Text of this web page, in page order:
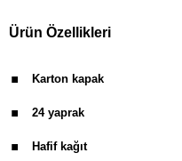
Ürün Özellikleri
. Karton kapak
. 24 yaprak
. Hafif kağıt